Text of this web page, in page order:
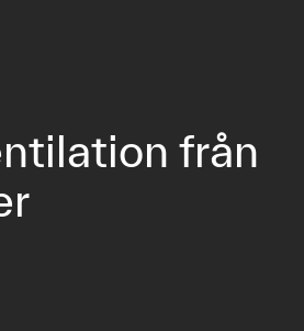
från